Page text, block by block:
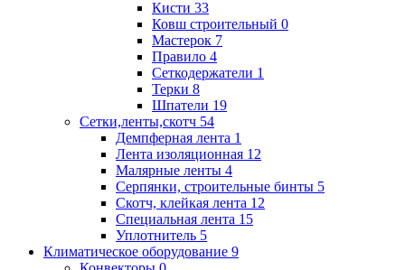
Кисти 33
Ковш строительный 0
Мастерок 7
Правило 4
Сеткодержатели 1
Терки 8
Шпатели 19
Сетки,ленты,скотч 54
Демпферная лента 1
Лента изоляционная 12
Малярные ленты 4
Серпянки, строительные бинты 5
Скотч, клейкая лента 12
Специальная лента 15
Уплотнитель 5
Климатическое оборудование 9